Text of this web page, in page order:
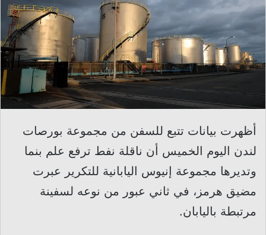
أظهرت بيانات تتبع للسفن من مجموعة بورصات
لندن اليوم الخميس أن ناقلة نفط ترفع علم بنما
وتديرها مجموعة إنيوس اليابانية للتكرير عبرت
مضيق هرمز، في ثاني عبور من نوعه لسفينة
مرتبطة باليابان.